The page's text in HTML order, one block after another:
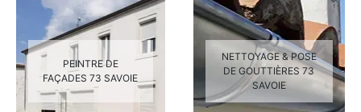
PEINTRE DE
FAÇADES 73 SAVOIE
NETTOYAGE & POSE
DE GOUTTIÈRES 73
SAVOIE